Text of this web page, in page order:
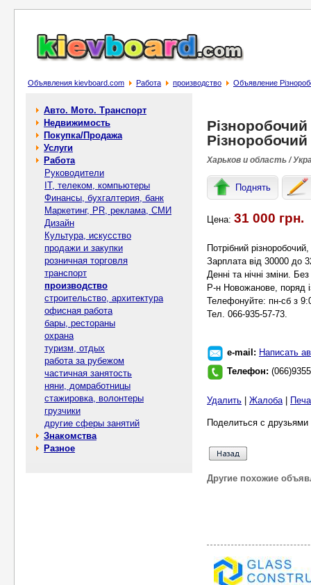
Объявления kievboard.com Работа производство Объявление
Авто. Мото. Транспорт
Недвижимость
Покупка/Продажа
Услуги
Работа
Руководители
IT, телеком, компьютеры
Финансы, бухгалтерия, банк
Маркетинг, PR, реклама, СМИ
Дизайн
Культура, искусство
продажи и закупки
розничная торговля
транспорт
производство
строительство, архитектура
офисная работа
бары, рестораны
охрана
туризм, отдых
работа за рубежом
частичная занятость
няни, домработницы
стажировка, волонтеры
грузчики
другие сферы занятий
Знакомства
Разное
Різноробочий
Харьков и область /
Поднять
Цена: 31 000 грн.
Потрібний
Зарплата від 30000 до
Денні та нічні зміни.
Р-н Новожанове, поряд
Телефонуйте: пн-сб з
Тел. 066-935-57-73.
e-mail: Написать
Телефон:
Удалить Жалоба|
Поделиться с
Другие похожие